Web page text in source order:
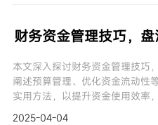
财务资金管理技巧，
本文深入探讨财务资金管理技巧
阐述预算管理、优化资金流动性
实用方法，以提升资金使用效率
2025-04-04